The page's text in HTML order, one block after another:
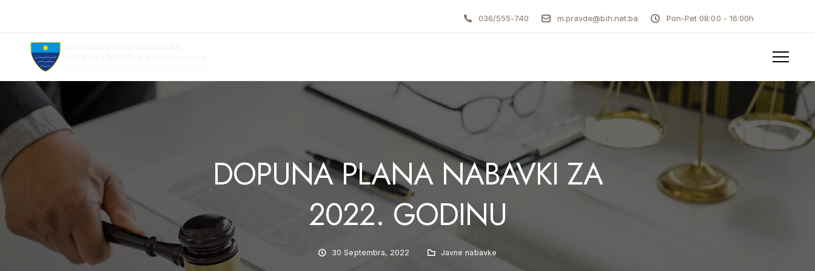
036/555-740 m.pravde@bih.net.ba Pon-Pet 08:00 - 16:00h
MPULS
HNK
DOPUNA PLANA NABAVKI ZA
2022. GODINU
30 Septembra, 2022 Javne nabavke